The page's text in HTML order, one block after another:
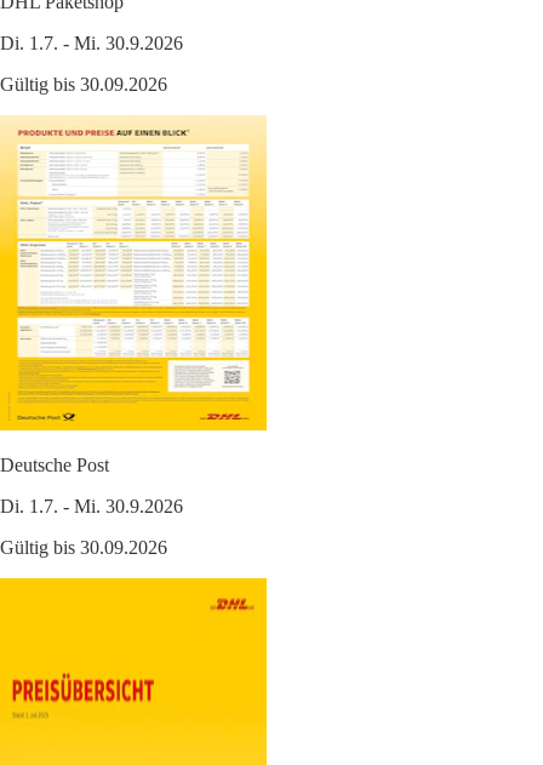
Di. 1.7. - Mi. 30.9.2026
Gültig bis 30.09.2026
Deutsche Post
Di. 1.7. - Mi. 30.9.2026
Gültig bis 30.09.2026